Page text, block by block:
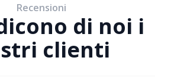
Recensioni
di noi i
clienti